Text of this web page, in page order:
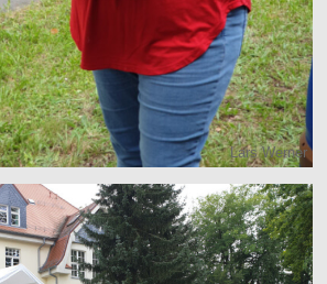
Lars Werner